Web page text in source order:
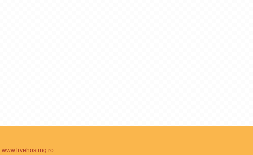
www.livehosting.ro